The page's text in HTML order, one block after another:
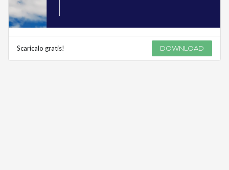
Scaricalo gratis! DOWNLOAD